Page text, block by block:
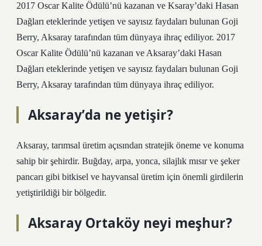
2017 Oscar Kalite Ödülü’nü kazanan ve Ksaray’daki Hasan
Dağları eteklerinde yetişen ve sayısız faydaları bulunan Goji
Berry, Aksaray tarafından tüm dünyaya ihraç ediliyor. 2017
Oscar Kalite Ödülü’nü kazanan ve Aksaray’daki Hasan
Dağları eteklerinde yetişen ve sayısız faydaları bulunan Goji
Berry, Aksaray tarafından tüm dünyaya ihraç ediliyor.
Aksaray’da ne yetişir?
Aksaray, tarımsal üretim açısından stratejik öneme ve konuma
sahip bir şehirdir. Buğday, arpa, yonca, silajlık mısır ve şeker
pancarı gibi bitkisel ve hayvansal üretim için önemli girdilerin
yetiştirildiği bir bölgedir.
Aksaray Ortaköy neyi meşhur?